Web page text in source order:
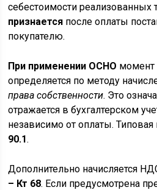
себестоимости реализованных
признается после оплаты
покупателю.
При применении ОСНО момент
определяется по методу
права собственности. Это
отражается в бухгалтерском
независимо от оплаты. Типовая
90.1.
Дополнительно начисляется
– Кт 68. Если предусмотрена